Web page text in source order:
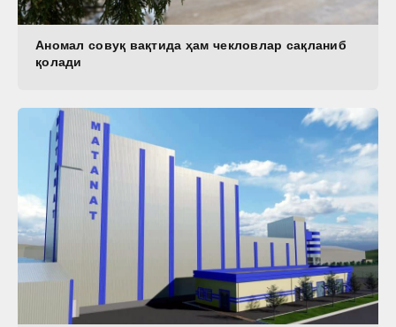
Аномал совуқ вақтида ҳам чекловлар сақланиб
қолади